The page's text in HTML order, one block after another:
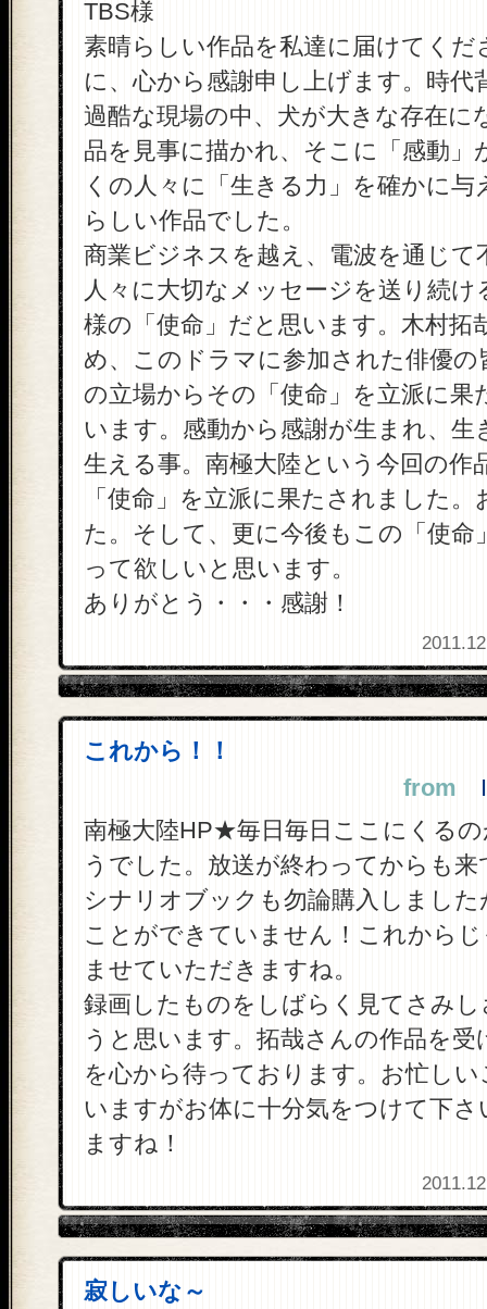
TBS様
素晴らしい作品を私達に届けてくだ
に、心から感謝申し上げます。時代
過酷な現場の中、犬が大きな存在に
品を見事に描かれ、そこに「感動」
くの人々に「生きる力」を確かに与
らしい作品でした。
商業ビジネスを越え、電波を通じて
人々に大切なメッセージを送り続け
様の「使命」だと思います。木村拓
め、このドラマに参加された俳優の
の立場からその「使命」を立派に果
います。感動から感謝が生まれ、生
生える事。南極大陸という今回の作
「使命」を立派に果たされました
た。そして、更に今後もこの「使命
って欲しいと思います。
ありがとう・・・感謝！
これから！！
from
南極大陸HP★毎日毎日ここにくる
うでした。放送が終わってからも来
シナリオブックも勿論購入しまし
ことができていません！これから
ませていただきますね。
録画したものをしばらく見てさみ
うと思います。拓哉さんの作品を受
を心から待っております。お忙し
いますがお体に十分気をつけて下さ
ますね！
寂しいな～